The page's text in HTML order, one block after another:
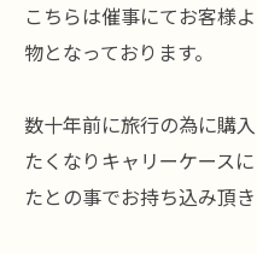
こちらは催事にてお客様
物となっております。
数十年前に旅行の為に購
たくなりキャリーケース
たとの事でお持ち込み頂